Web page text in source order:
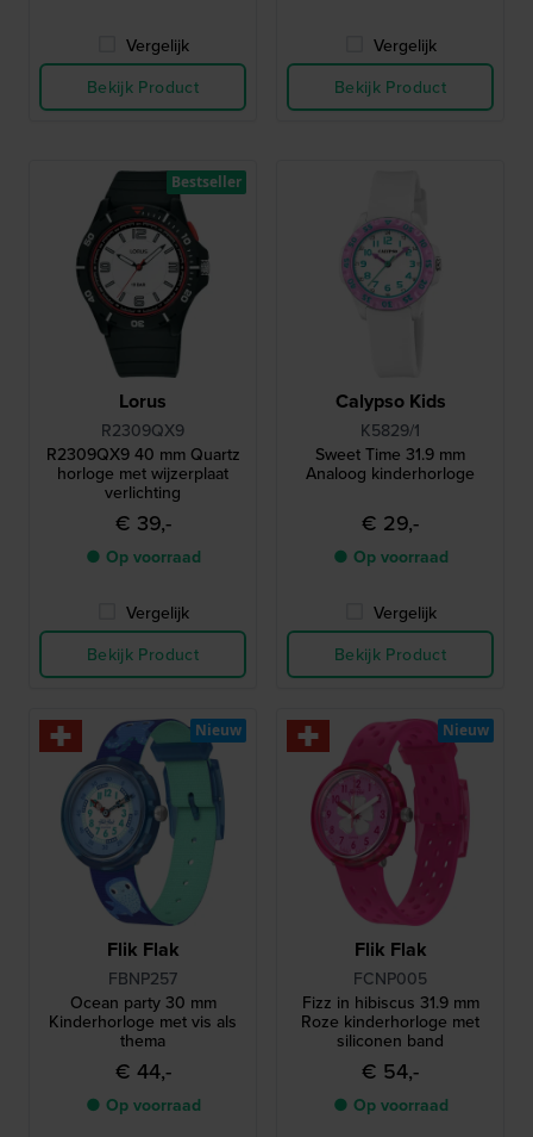
Vergelijk
Bekijk Product
Vergelijk
Bekijk Product
Lorus
R2309QX9
R2309QX9 40 mm Quartz
horloge met wijzerplaat
verlichting
€ 39,-
● Op voorraad
Vergelijk
Bekijk Product
Bestseller
Calypso Kids
K5829/1
Sweet Time 31.9 mm
Analoog kinderhorloge
€ 29,-
● Op voorraad
Vergelijk
Bekijk Product
Flik Flak
FBNP257
Ocean party 30 mm
Kinderhorloge met vis als
thema
€ 44,-
● Op voorraad
Nieuw
Flik Flak
FCNP005
Fizz in hibiscus 31.9 mm
Roze kinderhorloge met
siliconen band
€ 54,-
● Op voorraad
Nieuw